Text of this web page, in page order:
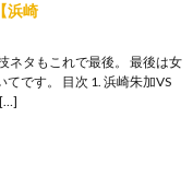
浜崎
ネタもこれで最後。 最後は女
です。 目次 1. 浜崎朱加VS